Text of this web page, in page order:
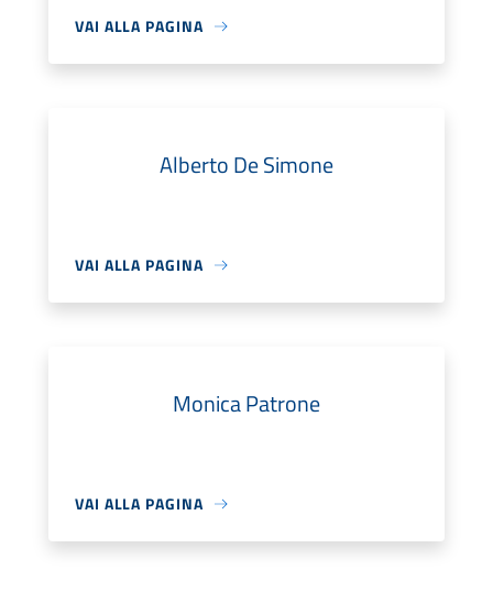
VAI ALLA PAGINA
Alberto De Simone
VAI ALLA PAGINA
Monica Patrone
VAI ALLA PAGINA